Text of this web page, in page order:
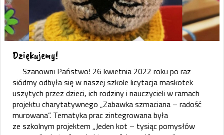
Dziękujemy!
Szanowni Państwo! 26 kwietnia 2022 roku po raz
siódmy odbyła się w naszej szkole licytacja maskotek
uszytych przez dzieci, ich rodziny i nauczycieli w ramach
projektu charytatywnego „Zabawka szmaciana – radość
murowana”. Tematyka prac zintegrowana była
ze szkolnym projektem „Jeden kot – tysiąc pomysłów